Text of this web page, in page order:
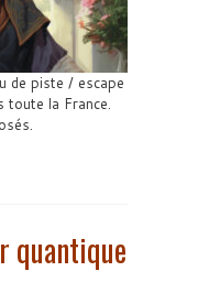
de piste / escape
toute la France.
quantique